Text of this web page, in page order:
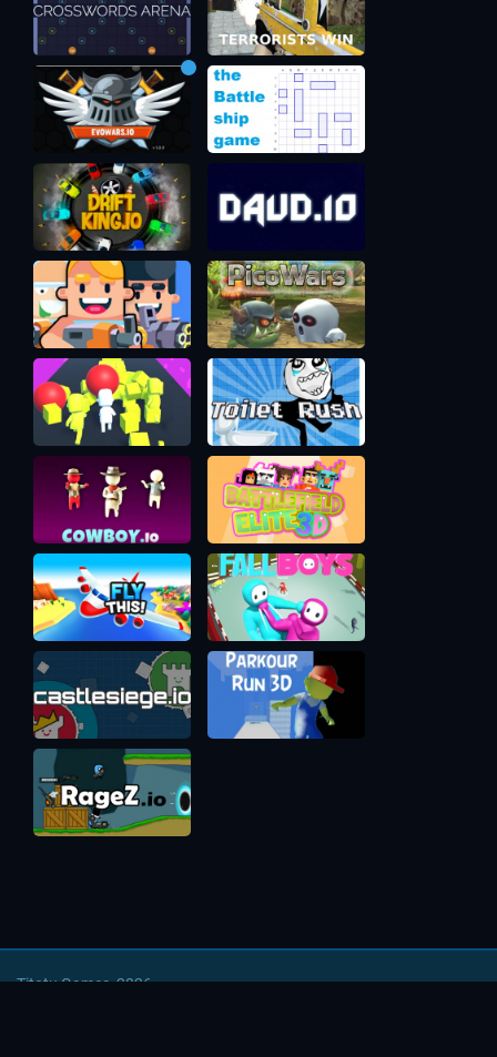
Titotu Games, 2026